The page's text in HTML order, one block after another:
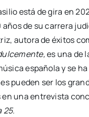
está de gira en
de su carrera
autora de éxitos
es una de
española y se
pueden ser los
en una entrevista
25.